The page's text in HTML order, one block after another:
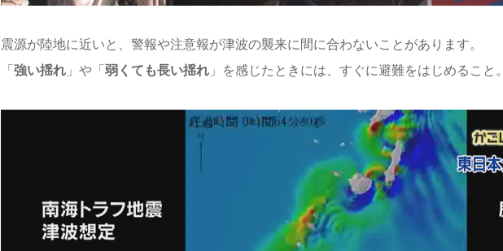
震源が陸地に近いと、警報や注意報が津波の襲来に間に合わないことがあります。
「 強い揺れ 」や「 弱くても長い揺れ 」を感じたときには、すぐに避難をはじめること。